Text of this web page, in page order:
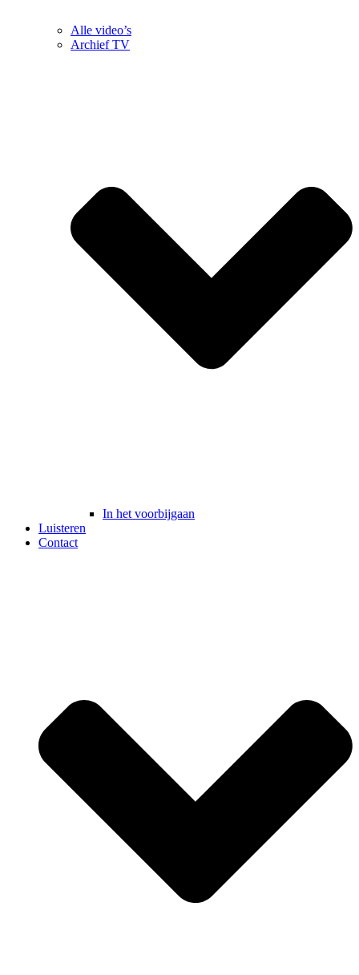
Alle video’s
Archief TV
In het voorbijgaan
Luisteren
Contact